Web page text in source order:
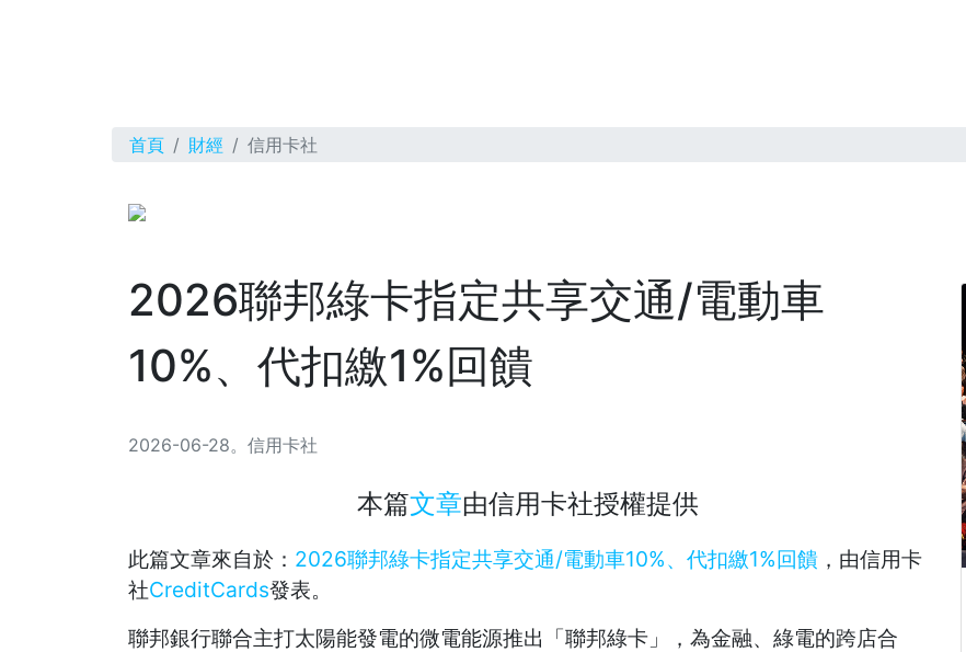
首頁 財經 信用卡社
2026聯邦綠卡指定共享交通/電動車
10%、代扣繳1%回饋
2026-06-28。 信用卡社
本篇文章由信用卡社授權提供
此篇文章來自於： 2026聯邦綠卡指定共享交通/電動車10%、代扣繳1%回饋 ，由信用卡
社CreditCards發表。
聯邦銀行聯合主打太陽能發電的微電能源推出「聯邦綠卡」，為金融、綠電的跨店合